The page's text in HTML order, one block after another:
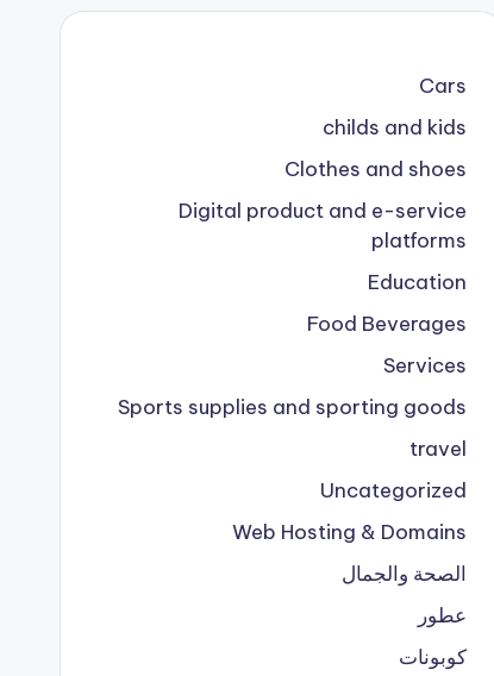
Cars
childs and kids
Clothes and shoes
Digital product and e-service
platforms
Education
Food Beverages
Services
Sports supplies and sporting goods
travel
Uncategorized
Web Hosting & Domains
الصحة والجمال
عطور
كوبونات